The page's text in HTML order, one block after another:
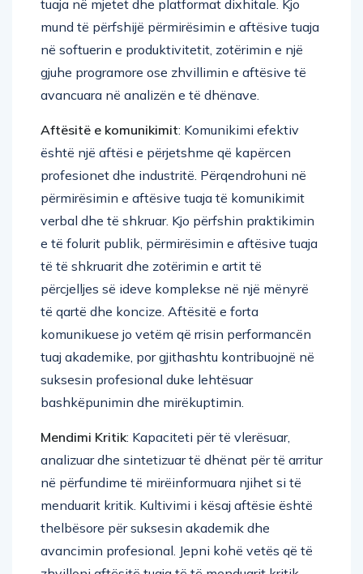
mund të përfshijë përmirësimin e aftësive tuaja
në softuerin e produktivitetit, zotërimin e një
gjuhe programore ose zhvillimin e aftësive të
avancuara në analizën e të dhënave.
është një aftësi e përjetshme që kapërcen
profesionet dhe industritë. Përqendrohuni në
përmirësimin e aftësive tuaja të komunikimit
verbal dhe të shkruar. Kjo përfshin praktikimin
e të folurit publik, përmirësimin e aftësive tuaja
të të shkruarit dhe zotërimin e artit të
përcjelljes së ideve komplekse në një mënyrë
të qartë dhe koncize. Aftësitë e forta
komunikuese jo vetëm që rrisin performancën
tuaj akademike, por gjithashtu kontribuojnë në
suksesin profesional duke lehtësuar
bashkëpunimin dhe mirëkuptimin.
analizuar dhe sintetizuar të dhënat për të arritur
në përfundime të mirëinformuara njihet si të
menduarit kritik. Kultivimi i kësaj aftësie është
thelbësore për suksesin akademik dhe
avancimin profesional. Jepni kohë vetës që të
zhvilloni aftësitë tuaja të të menduarit kritik